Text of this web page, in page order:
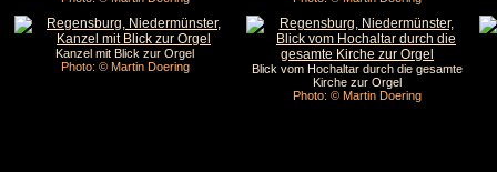
Kanzel mit Blick zur Orgel
Photo: © Martin Doering
Blick vom Hochaltar durch die gesamte
Kirche zur Orgel
Photo: © Martin Doering